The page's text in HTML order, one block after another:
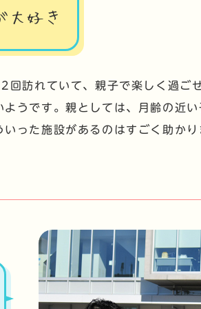
大好き
回訪れていて、親子で楽しく過ご
うです。親としては、月齢の近い
った施設があるのはすごく助かり